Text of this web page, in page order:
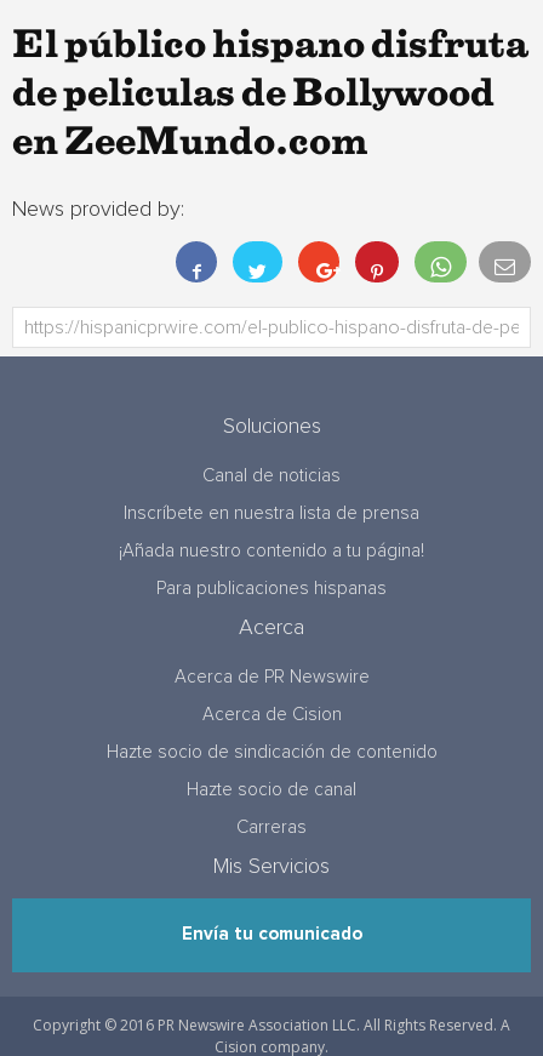
El público hispano disfruta
de peliculas de Bollywood
en ZeeMundo.com
News provided by:
Soluciones
Canal de noticias
Inscríbete en nuestra lista de prensa
¡Añada nuestro contenido a tu página!
Para publicaciones hispanas
Acerca
Acerca de PR Newswire
Acerca de Cision
Hazte socio de sindicación de contenido
Hazte socio de canal
Carreras
Mis Servicios
Envía tu comunicado
Copyright © 2016 PR Newswire Association LLC. All Rights Reserved. A
Cision company.